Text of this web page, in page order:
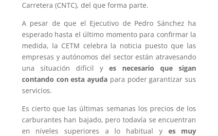
Carretera (CNTC), del que forma parte.
A pesar de que el Ejecutivo de Pedro Sánchez ha
esperado hasta el último momento para confirmar la
medida, la CETM celebra la noticia puesto que las
empresas y autónomos del sector están atravesando
una situación difícil yes necesario que sigan
contando con esta ayuda para poder garantizar sus
servicios.
Es cierto que las últimas semanas los precios de los
carburantes han bajado, pero todavía se encuentran
en niveles superiores a lo habitual y es muy